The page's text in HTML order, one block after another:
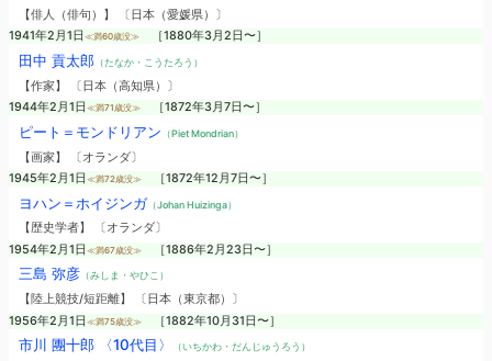
【俳人（俳句）】 〔日本（愛媛県）〕
1941年2月1日 ≪満60歳没≫ ［1880年3月2日〜］
田中 貢太郎（たなか・こうたろう）
【作家】 〔日本（高知県）〕
1944年2月1日 ≪満71歳没≫ ［1872年3月7日〜］
ピート＝モンドリアン （Piet Mondrian）
【画家】 〔オランダ〕
1945年2月1日 ≪満72歳没≫ ［1872年12月7日〜］
ヨハン＝ホイジンガ （Johan Huizinga）
【歴史学者】 〔オランダ〕
1954年2月1日 ≪満67歳没≫ ［1886年2月23日〜］
三島 弥彦（みしま・やひこ）
【陸上競技/短距離】 〔日本（東京都）〕
1956年2月1日 ≪満75歳没≫ ［1882年10月31日〜］
市川 團十郎 〈10代目〉 （いちかわ・だんじゅうろう）